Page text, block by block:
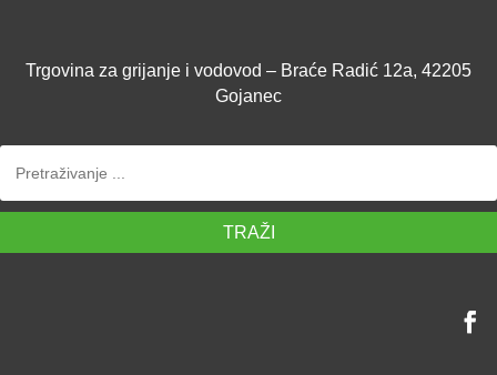
Trgovina za grijanje i vodovod – Braće Radić 12a, 42205
Gojanec
TRAŽI